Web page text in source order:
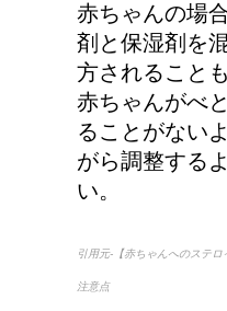
赤ちゃんの場
剤と保湿剤を
方されること
赤ちゃんがべ
ることがない
がら調整する
い。
引用元-【赤ちゃんへのステ
注意点